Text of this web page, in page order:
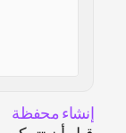
إنشاء محفظة